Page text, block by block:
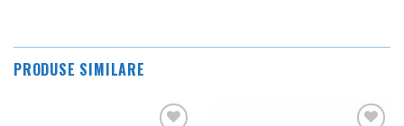
PRODUSE SIMILARE